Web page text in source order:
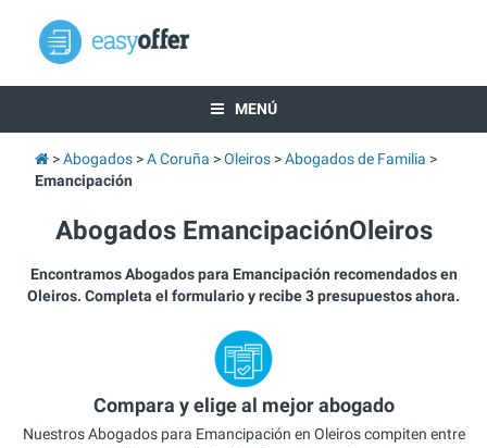
MENÚ
Abogados A Coruña Oleiros
Abogados de Familia
Emancipación
Abogados EmancipaciónOleiros
Encontramos Abogados para Emancipación recomendados en
Oleiros. Completa el formulario y recibe 3 presupuestos ahora.
Compara y elige al mejor abogado
Nuestros Abogados para Emancipación en Oleiros compiten entre